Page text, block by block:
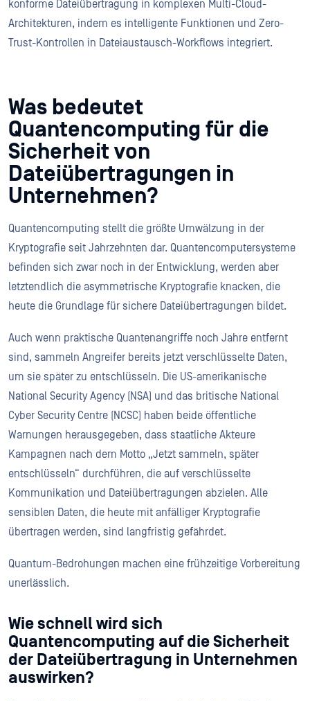
konforme Dateiübertragung in komplexen Multi-Cloud-
Architekturen, indem es intelligente Funktionen und Zero-
Trust-Kontrollen in Dateiaustausch-Workflows integriert.
Was bedeutet
Quantencomputing für die
Sicherheit von
Dateiübertragungen in
Unternehmen?
Quantencomputing stellt die größte Umwälzung in der
Kryptografie seit Jahrzehnten dar. Quantencomputersysteme
befinden sich zwar noch in der Entwicklung, werden aber
letztendlich die asymmetrische Kryptografie knacken, die
heute die Grundlage für sichere Dateiübertragungen bildet.
Auch wenn praktische Quantenangriffe noch Jahre entfernt
sind, sammeln Angreifer bereits jetzt verschlüsselte Daten,
um sie später zu entschlüsseln. Die US-amerikanische
National Security Agency (NSA) und das britische National
Cyber Security Centre (NCSC) haben beide öffentliche
Warnungen herausgegeben, dass staatliche Akteure
Kampagnen nach dem Motto „Jetzt sammeln, später
entschlüsseln“ durchführen, die auf verschlüsselte
Kommunikation und Dateiübertragungen abzielen. Alle
sensiblen Daten, die heute mit anfälliger Kryptografie
übertragen werden, sind langfristig gefährdet.
Quantum-Bedrohungen machen eine frühzeitige Vorbereitung
unerlässlich.
Wie schnell wird sich
Quantencomputing auf die Sicherheit
der Dateiübertragung in Unternehmen
auswirken?